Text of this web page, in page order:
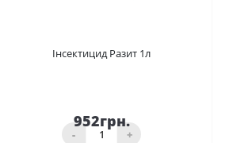
Інсектицид Разит 1л
952грн.
- +